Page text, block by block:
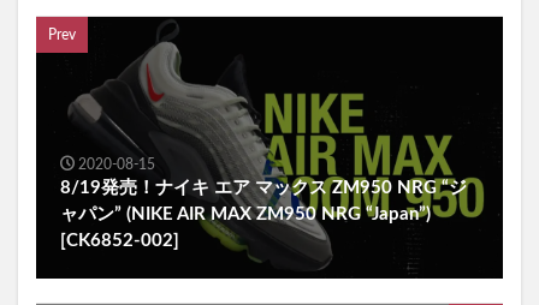
Prev
2020-08-15
8/19発売！ナイキ エア マックス ZM950 NRG “ジ
ャパン” (NIKE AIR MAX ZM950 NRG “Japan”)
[CK6852-002]